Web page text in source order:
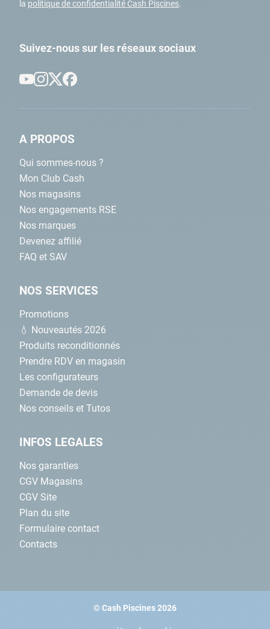
la politique de confidentialité Cash Piscines.
Suivez-nous sur les réseaux sociaux
A PROPOS
Qui sommes-nous ?
Mon Club Cash
Nos magasins
Nos engagements RSE
Nos marques
Devenez affilié
FAQ et SAV
NOS SERVICES
Promotions
💧 Nouveautés 2026
Produits reconditionnés
Prendre RDV en magasin
Les configurateurs
Demande de devis
Nos conseils et Tutos
INFOS LEGALES
Nos garanties
CGV Magasins
CGV Site
Plan du site
Formulaire contact
Contacts
© Cash Piscines 2026